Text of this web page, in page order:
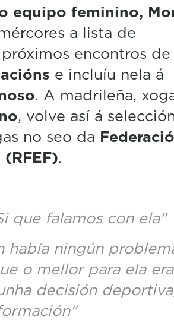
8
e
c
o
n
s
l
u
%
equipo feminino,
a lista de
encontros de
e incluíu nela á
. A madrileña,
, volve así á
no seo da
.
que falamos con ela"
había ningún
o mellor para ela
decisión